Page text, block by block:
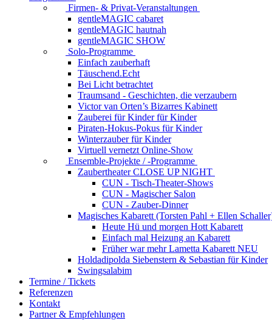
Firmen- & Privat-Veranstaltungen
gentleMAGIC cabaret
gentleMAGIC hautnah
gentleMAGIC SHOW
Solo-Programme
Einfach zauberhaft
Täuschend.Echt
Bei Licht betrachtet
Traumsand - Geschichten, die verzaubern
Victor van Orten’s Bizarres Kabinett
Zauberei für Kinder für Kinder
Piraten-Hokus-Pokus für Kinder
Winterzauber für Kinder
Virtuell vernetzt Online-Show
Ensemble-Projekte / -Programme
Zaubertheater CLOSE UP NIGHT
CUN - Tisch-Theater-Shows
CUN - Magischer Salon
CUN - Zauber-Dinner
Magisches Kabarett (Torsten Pahl + Ellen
Heute Hü und morgen Hott Kabarett
Einfach mal Heizung an Kabarett
Früher war mehr Lametta Kabarett NEU
Holdadipolda Siebenstern & Sebastian für Kinder
Swingsalabim
Termine / Tickets
Referenzen
Kontakt
Partner & Empfehlungen